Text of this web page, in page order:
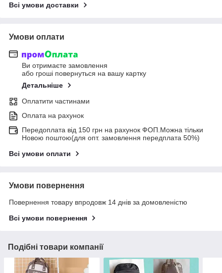
Всі умови доставки
Умови оплати
Ви отримаєте замовлення
або гроші повернуться на вашу картку
Детальніше
Оплатити частинами
Оплата на рахунок
Передоплата від 150 грн на рахунок ФОП.Можна тільки
Новою поштою(для опт. замовлення передплата 50%)
Всі умови оплати
Умови повернення
Повернення товару впродовж 14 днів за домовленістю
Всі умови повернення
Подібні товари компанії